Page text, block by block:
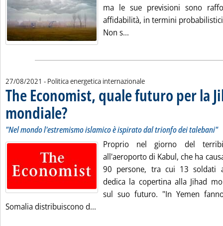
ma le sue previsioni sono
affidabilità, in termini
Non s...
27/08/2021 - Politica energetica internazionale
The Economist, quale futuro per la
mondiale?. Sottotitolo: "Nel mondo l'estremismo islamico è ispirato dal
. Pubblicata venerdì 27 agosto 2021 alle 9.10.
"Nel mondo l'estremismo islamico è ispirato dal trionfo dei talebani"
Proprio nel giorno del
all'aeroporto di Kabul, che ha
90 persone, tra cui 13 soldati
dedica la copertina alla Jihad
sul suo futuro. "In Yemen
Somalia distribuiscono d...